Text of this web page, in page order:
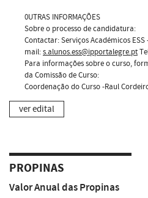
0UTRAS INFORMAÇÕES
Sobre o processo de candidatura:
Contactar: Serviços Académicos
mail:s.alunos.ess@ipportalegre.pt
Para informações sobre o curso,
da Comissão de Curso:
Coordenação do Curso -Raul
ver edital
PROPINAS
Valor Anual das Propinas